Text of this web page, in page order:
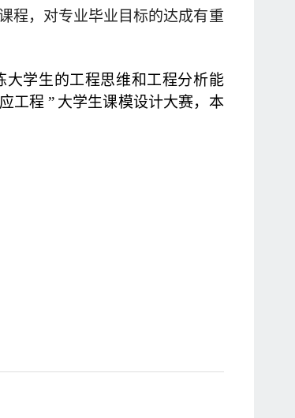
程，对专业毕业目标的达成有重
学生的工程思维和工程分析能
工程 ” 大学生课模设计大赛，本